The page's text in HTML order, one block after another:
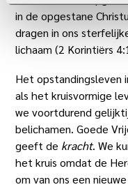
in de opgestane
dragen in ons
lichaam (2 Korintiërs
Het opstandingsleven
als het kruisvormige
we voortdurend
belichamen. Goede
geeft de kracht. We
het kruis omdat de
om van ons een